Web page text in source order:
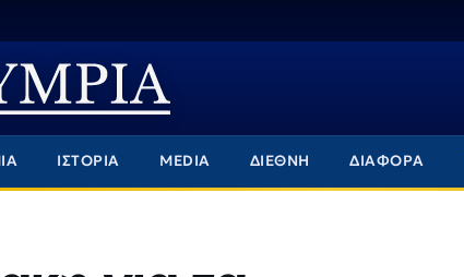
ΙΣΤΟΡΙΑ MEDIA ΔΙΕΘΝΗ ΔΙΑΦΟΡΑ